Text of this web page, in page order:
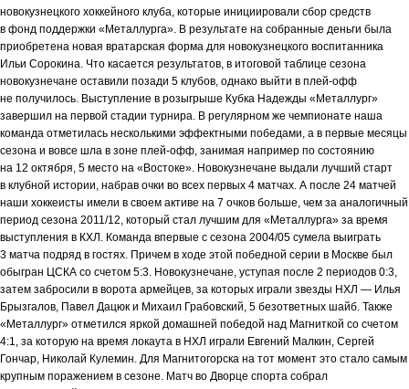
новокузнецкого хоккейного клуба, которые инициировали сбор средств
в фонд поддержки «Металлурга». В результате на собранные деньги была
приобретена новая вратарская форма для новокузнецкого воспитанника
Ильи Сорокина. Что касается результатов, в итоговой таблице сезона
новокузнечане оставили позади 5 клубов, однако выйти в плей-офф
не получилось. Выступление в розыгрыше Кубка Надежды «Металлург»
завершил на первой стадии турнира. В регулярном же чемпионате наша
команда отметилась несколькими эффектными победами, а в первые месяцы
сезона и вовсе шла в зоне плей-офф, занимая например по состоянию
на 12 октября, 5 место на «Востоке». Новокузнечане выдали лучший старт
в клубной истории, набрав очки во всех первых 4 матчах. А после 24 матчей
наши хоккеисты имели в своем активе на 7 очков больше, чем за аналогичный
период сезона 2011/12, который стал лучшим для «Металлурга» за время
выступления в КХЛ. Команда впервые с сезона 2004/05 сумела выиграть
3 матча подряд в гостях. Причем в ходе этой победной серии в Москве был
обыгран ЦСКА со счетом 5:3. Новокузнечане, уступая после 2 периодов 0:3,
затем забросили в ворота армейцев, за которых играли звезды НХЛ — Илья
Брызгалов, Павел Дацюк и Михаил Грабовский, 5 безответных шайб. Также
«Металлург» отметился яркой домашней победой над Магниткой со счетом
4:1, за которую на время локаута в НХЛ играли Евгений Малкин, Сергей
Гончар, Николай Кулемин. Для Магнитогорска на тот момент это стало самым
крупным поражением в сезоне. Матч во Дворце спорта собрал